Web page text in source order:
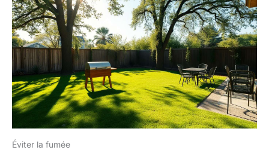
Éviter la fumée